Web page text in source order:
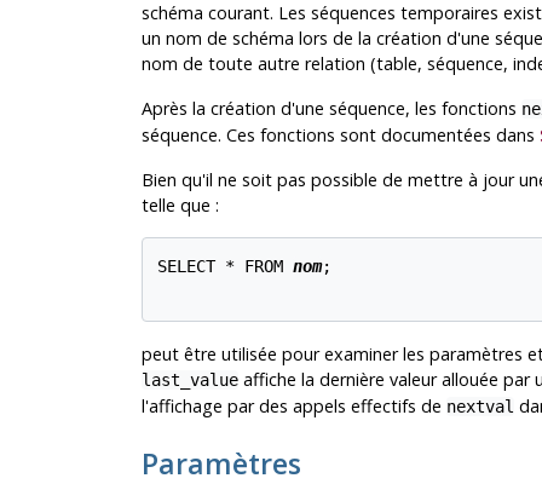
schéma courant. Les séquences temporaires
un nom de schéma lors de la création d'une
nom de toute autre relation (table, séquence,
Après la création d'une séquence, les fonctions
séquence. Ces fonctions sont documentées dans
Bien qu'il ne soit pas possible de mettre à jour
telle que :
SELECT * FROM nom;
peut être utilisée pour examiner les paramètres
last_valueaffiche la dernière valeur allouée par
l'affichage par des appels effectifs de nextval
Paramètres